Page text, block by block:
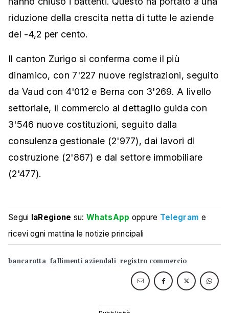
riduzione della crescita netta di tutte le aziende
del -4,2 per cento.
Il canton Zurigo si conferma come il più
dinamico, con 7'227 nuove registrazioni, seguito
da Vaud con 4'012 e Berna con 3'269. A livello
settoriale, il commercio al dettaglio guida con
3'546 nuove costituzioni, seguito dalla
consulenza gestionale (2'977), dai lavori di
costruzione (2'867) e dal settore immobiliare
(2'477).
Segui laRegione su:WhatsApp oppure Telegram e
ricevi ogni mattina le notizie principali
bancarotta fallimenti aziendali registro commercio